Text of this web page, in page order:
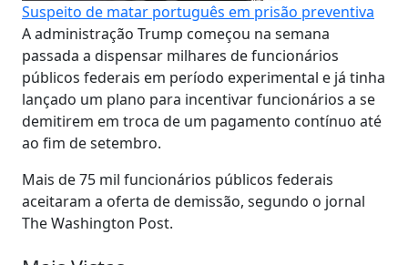
Suspeito de matar português em prisão preventiva
A administração Trump começou na semana
passada a dispensar milhares de funcionários
públicos federais em período experimental e já tinha
lançado um plano para incentivar funcionários a se
demitirem em troca de um pagamento contínuo até
ao fim de setembro.
Mais de 75 mil funcionários públicos federais
aceitaram a oferta de demissão, segundo o jornal
The Washington Post.